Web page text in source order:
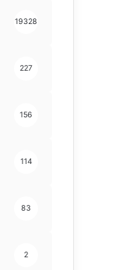
19328
227
156
114
83
2